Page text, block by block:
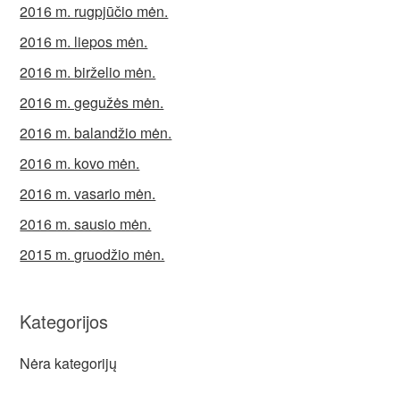
2016 m. rugpjūčio mėn.
2016 m. liepos mėn.
2016 m. birželio mėn.
2016 m. gegužės mėn.
2016 m. balandžio mėn.
2016 m. kovo mėn.
2016 m. vasario mėn.
2016 m. sausio mėn.
2015 m. gruodžio mėn.
Kategorijos
Nėra kategorijų